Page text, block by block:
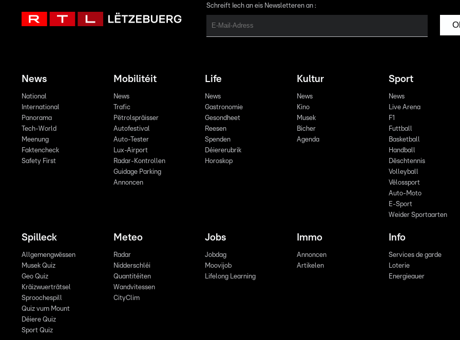
Schreift Iech an eis Newsletteren an :
News
National
International
Panorama
Tech-World
Meenung
Faktencheck
Safety First
Mobilitéit
News
Trafic
Pëtrolspräisser
Autofestival
Auto-Tester
Lux-Airport
Radar-Kontrollen
Guidage Parking
Annoncen
Life
News
Gastronomie
Gesondheet
Reesen
Spenden
Déiererubrik
Horoskop
Kultur
News
Kino
Musek
Bicher
Agenda
Sport
News
Live Arena
F1
Futtball
Basketball
Handball
Dëschtennis
Volleyball
Vëlossport
Auto-Moto
E-Sport
Weider Sportaarten
Spilleck
Allgemengwëssen
Musek Quiz
Geo Quiz
Kräizwuerträtsel
Sproochespill
Quiz vum Mount
Déiere Quiz
Sport Quiz
Meteo
Radar
Nidderschléi
Quantitéiten
Wandvitessen
CityClim
Jobs
Jobdag
Moovijob
Lifelong Learning
Immo
Annoncen
Artikelen
Info
Services de garde
Loterie
Energieauer